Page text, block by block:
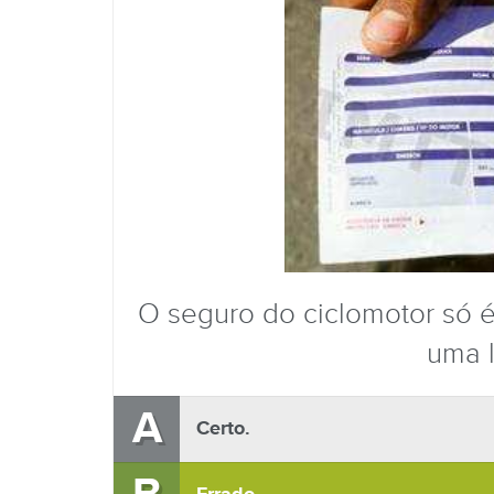
O seguro do ciclomotor só
uma
A Certo.